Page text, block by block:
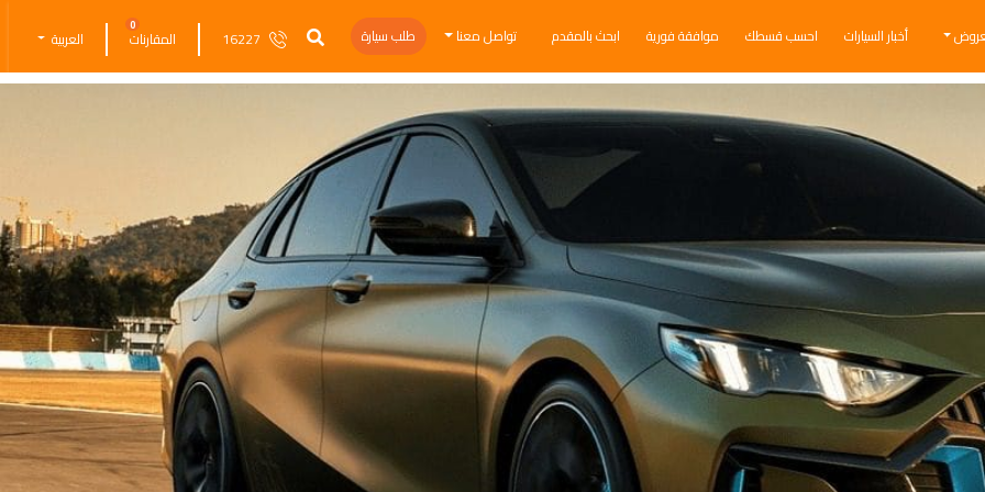
أخبار السيارات احسب قسطك موافقة فورية ابحث بالمقدم تواصل معنا طلب سيارة 16227 المقارنات
0
العربية